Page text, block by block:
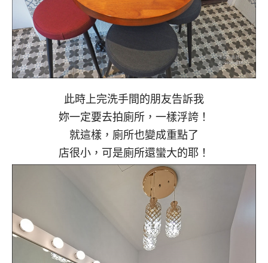
此時上完洗手間的朋友告訴我
妳一定要去拍廁所，一樣浮誇！
就這樣，廁所也變成重點了
店很小，可是廁所還蠻大的耶！